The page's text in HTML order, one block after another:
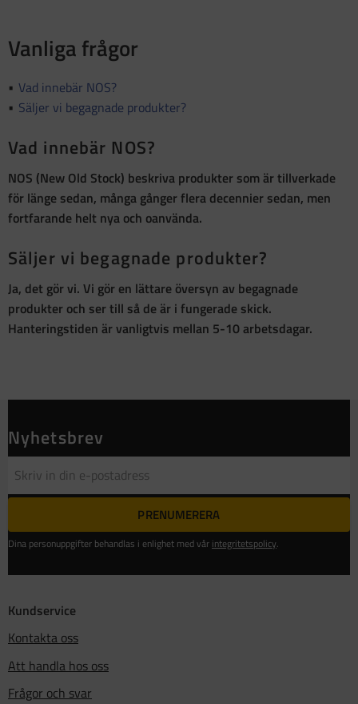
Vanliga frågor
Vad innebär NOS?
Säljer vi begagnade produkter?
Vad innebär NOS?
NOS (New Old Stock) beskriva produkter som ärtillverkade
för länge sedan, många gånger flera decennier sedan, men
fortfarande helt nya och oanvända.
Säljer vi begagnade produkter?
Ja, det gör vi. Vi gör en lättare översyn av begagnade
produkter och ser till så de är i fungerade skick.
Hanteringstiden är vanligtvis mellan 5-10 arbetsdagar.
Nyhetsbrev
PRENUMERERA
Dina personuppgifter behandlas i enlighet med vår integritetspolicy.
Kundservice
Kontakta oss
Att handla hos oss
Frågor och svar